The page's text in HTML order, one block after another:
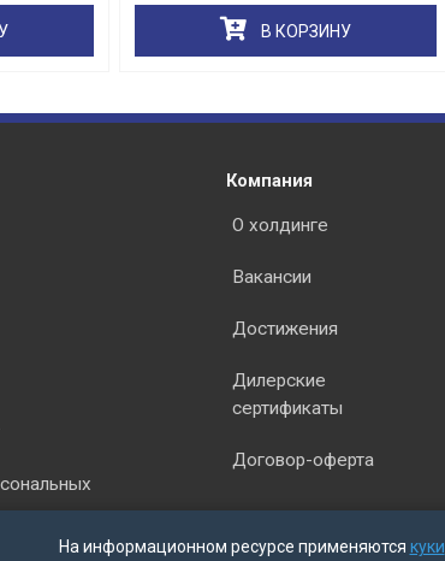
В КОРЗИНУ
На информационном ресурсе применяются куки
Компания
О холдинге
Вакансии
Достижения
Дилерские
сертификаты
Договор-оферта